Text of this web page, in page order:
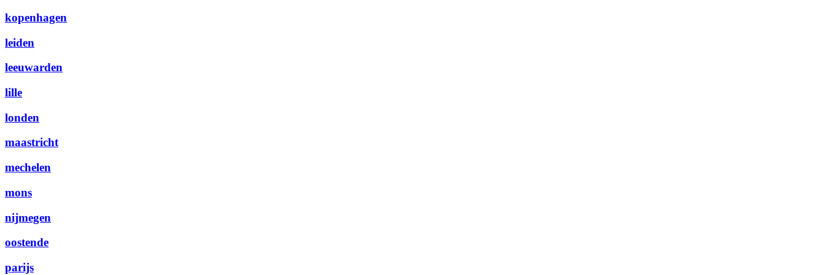
kopenhagen
leiden
leeuwarden
lille
londen
maastricht
mechelen
mons
nijmegen
oostende
parijs